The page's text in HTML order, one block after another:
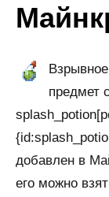
предмет
добавлен в
его можно